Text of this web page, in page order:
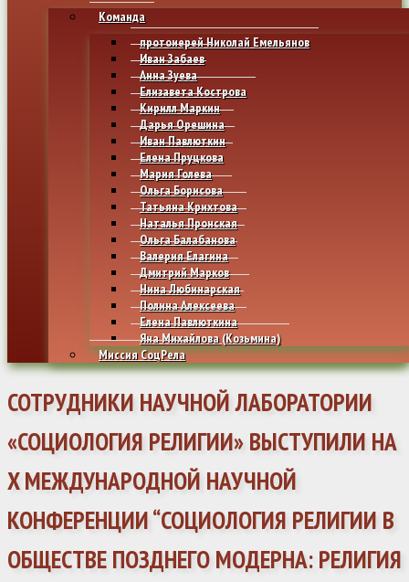
Команда
протоиерей Николай Емельянов
Иван Забаев
Анна Зуева
Елизавета Кострова
Кирилл Маркин
Дарья Орешина
Иван Павлюткин
Елена Пруцкова
Мария Голева
Ольга Борисова
Татьяна Крихтова
Наталья Пронская
Ольга Балабанова
Валерия Елагина
Дмитрий Марков
Нина Любинарская
Полина Алексеева
Елена Павлюткина
Яна Михайлова (Козьмина)
Миссия СоцРела
СОТРУДНИКИ НАУЧНОЙ ЛАБОРАТОРИИ
«СОЦИОЛОГИЯ РЕЛИГИИ» ВЫСТУПИЛИ НА
X МЕЖДУНАРОДНОЙ НАУЧНОЙ
КОНФЕРЕНЦИИ “СОЦИОЛОГИЯ РЕЛИГИИ В
ОБЩЕСТВЕ ПОЗДНЕГО МОДЕРНА: РЕЛИГИЯ